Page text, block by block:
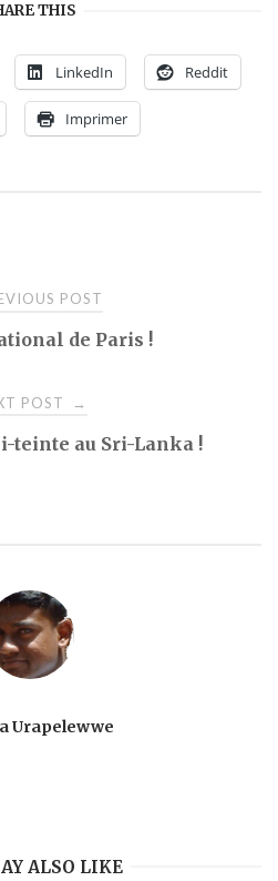
THIS
LinkedIn Reddit
Imprimer
POST
de Paris !
POST →
teinte au Sri-Lanka !
Urapelewwe
ALSO LIKE